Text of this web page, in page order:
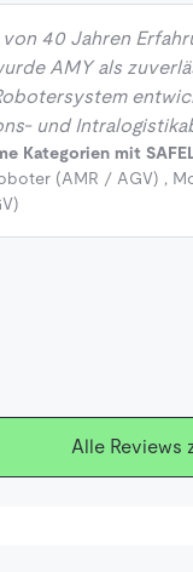
40 Jahren
AMY als
und
Kategorien mit
(AMR / AGV) ,
Alle Reviews